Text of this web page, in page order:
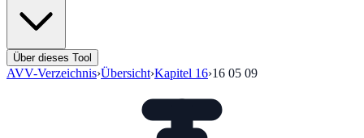
Über dieses Tool
AVV-Verzeichnis›Übersicht›Kapitel 16›16 05 09